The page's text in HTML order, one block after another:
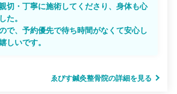
切・丁寧に施術してくださり、身体も心
た。
で、予約優先で待ち時間がなくて安心し
しいです。
ゑびす鍼灸整骨院の詳細を見る